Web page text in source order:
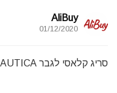
AliBuy
01/12/2020
סריג קלאסי לגבר NAUTICA נאוטיקה – מבחר צבעים